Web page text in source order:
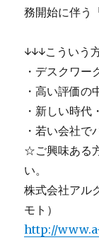
務開始に伴う
↓↓↓こういう
・デスクワ
・高い評価
・新しい時
・若い会社
☆ご興味ある
い。
株式会社ア
モト）
http://